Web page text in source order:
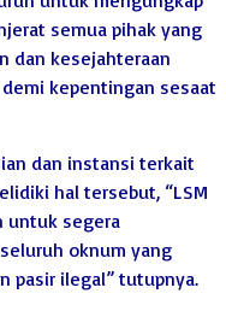
semua pihak yang
dan kesejahteraan
kepentingan sesaat
dan instansi terkait
hal tersebut, “LSM
untuk segera
oknum yang
pasir ilegal” tutupnya.